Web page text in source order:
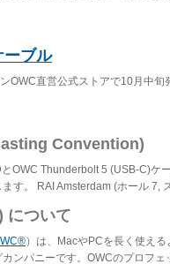
ブル
OWC直営公式ストアで10月中旬
Convention)
OWC Thunderbolt 5 (USB-C)ケ
す。 RAI Amsterdam (ホール 7,
について
）は、MacやPCを長く使え
ンパニーです。OWCのプロフェ